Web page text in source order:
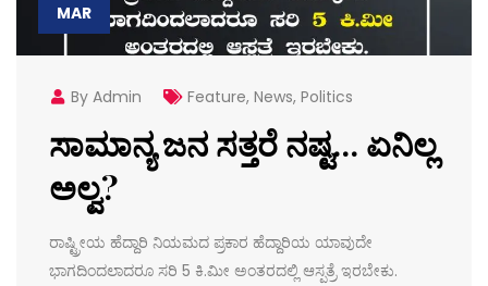
MAR
By Admin Feature, News, Politics
ಸಾಮಾನ್ಯ ಜನ ಸತ್ತರೆ ನಷ್ಟ… ಏನಿಲ್ಲ
ಅಲ್ವ?
ರಾಷ್ಟ್ರೀಯ ಹೆದ್ದಾರಿ ನಿಯಮದ ಪ್ರಕಾರ ಹೆದ್ದಾರಿಯ ಯಾವುದೇ
ಭಾಗದಿಂದಲಾದರೂ ಸರಿ 5 ಕಿ.ಮೀ ಅಂತರದಲ್ಲಿ ಆಸ್ಪತ್ರೆ ಇರಬೇಕು.